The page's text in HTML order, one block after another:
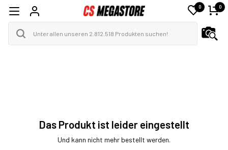
0 0
Das Produkt ist leider eingestellt
Und kann nicht mehr bestellt werden.